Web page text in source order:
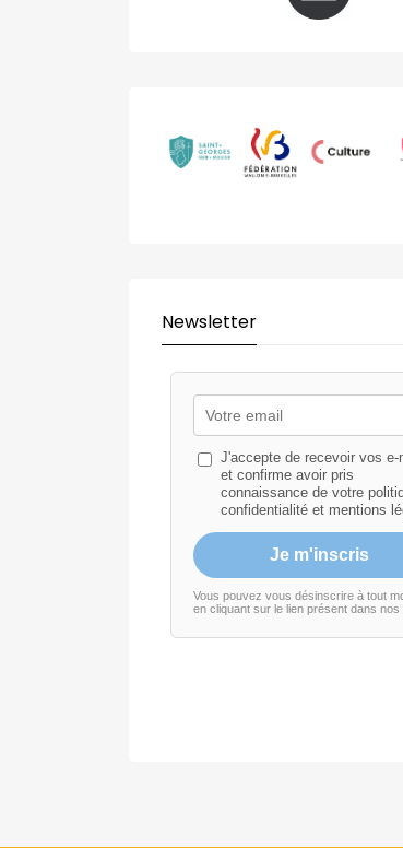
Newsletter